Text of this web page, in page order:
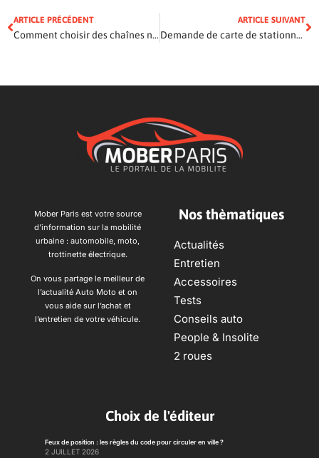
ARTICLE PRÉCÉDENT
Comment choisir des chaînes neige : les critères essentiels pour votre sécurité
ARTICLE SUIVANT
Demande de carte de stationnement handicapé : les étapes pour obtenir la précieuse autorisation
Mober Paris est votre source
d’information sur la mobilité
urbaine : automobile, moto,
trottinette électrique.
On vous partage le meilleur de
l’actualité Auto Moto et on
vous aide sur l’achat et
l’entretien de votre véhicule.
Nos thèmatiques
Actualités
Entretien
Accessoires
Tests
Conseils auto
People & Insolite
2 roues
Choix de l'éditeur
Feux de position : les règles du code pour circuler en ville ?
2 JUILLET 2026